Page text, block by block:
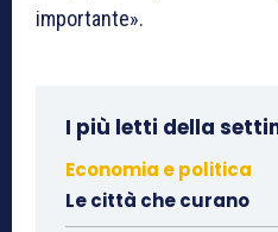
importante».
I più letti della
Economia e politica
Le città che curano